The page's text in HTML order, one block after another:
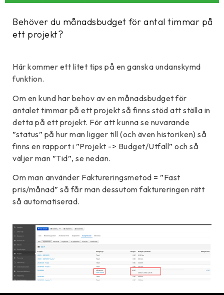
Behöver du månadsbudget för antal timmar på
ett projekt?
Här kommer ett litet tips på en ganska undanskymd
funktion.
Om en kund har behov av en månadsbudget för
antalet timmar på ett projekt så finns stöd att ställa in
detta på ett projekt. För att kunna se nuvarande
”status” på hur man ligger till (och även historiken) så
finns en rapport i ”Projekt -> Budget/Utfall” och så
väljer man ”Tid”, se nedan.
Om man använder Faktureringsmetod = ”Fast
pris/månad” så får man dessutom faktureringen rätt
så automatiserad.